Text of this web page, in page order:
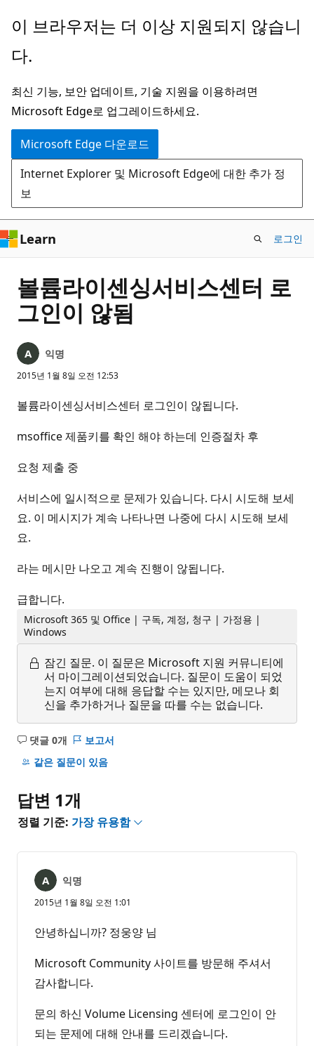
주
콘
츠
로
건
너
뛰
기
이 브라우저는 더 이상 지원되지 않습니
다.
최신 기능, 보안 업데이트, 기술 지원을 이용하려면
Microsoft Edge로 업그레이드하세요.
Microsoft Edge 다운로드
Internet Explorer 및 Microsoft Edge에 대한 추가 정
보
Learn 로그인
볼륨라이센싱서비스센터 로
그인이 않됨
익명
2015년 1월 8일 오전 12:53
볼륨라이센싱서비스센터 로그인이 않됩니다.
msoffice 제품키를 확인 해야 하는데 인증절차 후
요청 제출 중
서비스에 일시적으로 문제가 있습니다. 다시 시도해 보세
요. 이 메시지가 계속 나타나면 나중에 다시 시도해 보세
요.
라는 메시만 나오고 계속 진행이 않됩니다.
급합니다.
Microsoft 365 및 Office | 구독, 계정, 청구 | 가정용 |
Windows
잠긴 질문. 이 질문은 Microsoft 지원 커뮤니티에
서 마이그레이션되었습니다. 질문이 도움이 되었
는지 여부에 대해 응답할 수는 있지만, 메모나 회
신을 추가하거나 질문을 따를 수는 없습니다.
댓글 0개
설
명
음
보고서
같은 질문이 있음
답변 1개
정렬 기준: 가장 유용함
익명
2015년 1월 8일 오전 1:01
안녕하십니까? 정웅양 님
Microsoft Community 사이트를 방문해 주셔서
감사합니다.
문의 하신 Volume Licensing 센터에 로그인이 안
되는 문제에 대해 안내를 드리겠습니다.